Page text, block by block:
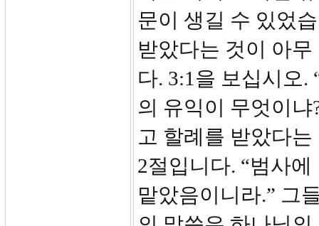
문이 생길 수 있었
받았다는 것이 아
다. 3:1을 보십시오.
의 유익이 무엇이
고 할례를 받았다
2절입니다. “범사
맡았음이니라.” 그